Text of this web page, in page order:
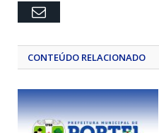
Email
CONTEÚDO RELACIONADO